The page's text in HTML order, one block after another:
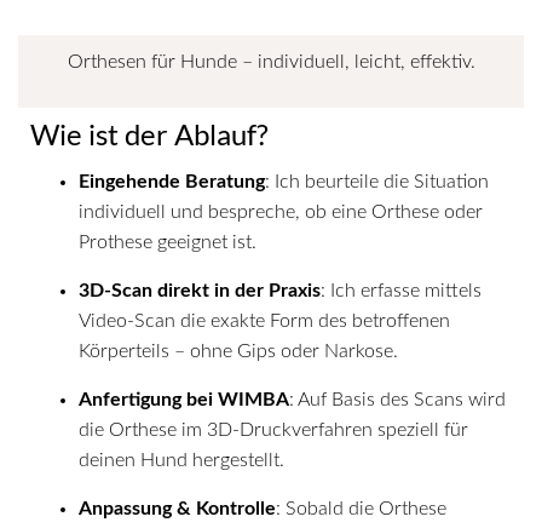
Orthesen für Hunde – individuell, leicht, effektiv.
Wie ist der Ablauf?
Eingehende Beratung: Ich beurteile die Situation
individuell und bespreche, ob eine Orthese oder
Prothese geeignet ist.
3D-Scan direkt in der Praxis: Ich erfasse mittels
Video-Scan die exakte Form des betroffenen
Körperteils – ohne Gips oder Narkose.
Anfertigung bei WIMBA: Auf Basis des Scans wird
die Orthese im 3D-Druckverfahren speziell für
deinen Hund hergestellt.
Anpassung & Kontrolle: Sobald die Orthese